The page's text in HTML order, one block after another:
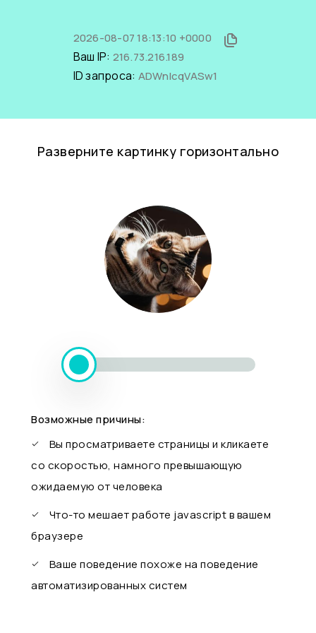
2026-08-07 18:13:10 +0000
Ваш IP: 216.73.216.189
ID запроса: ADWnIcqVASw1
Разверните картинку горизонтально
Возможные причины:
Вы просматриваете страницы и кликаете
со скоростью, намного превышающую
ожидаемую от человека
Что-то мешает работе javascript в вашем
браузере
Ваше поведение похоже на поведение
автоматизированных систем